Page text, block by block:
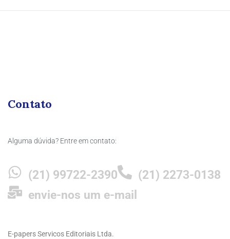
Contato
Alguma dúvida? Entre em contato:
(21) 99722-2390
(21) 2273-0138
envie-nos um e-mail
E-papers Servicos Editoriais Ltda.